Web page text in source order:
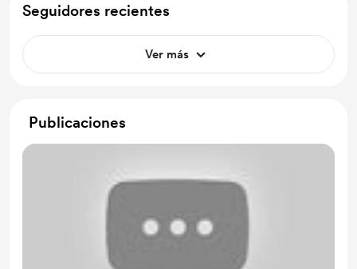
Seguidores recientes
Ver más
Publicaciones